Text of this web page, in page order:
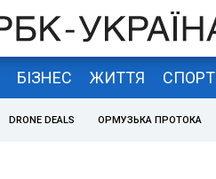
БІЗНЕС ЖИТТЯ СПОРТ
DRONE DEALS ОРМУЗЬКА ПРОТОКА